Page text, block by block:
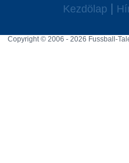
Kezdölap
Copyright © 2006 - 2026 Fussball-